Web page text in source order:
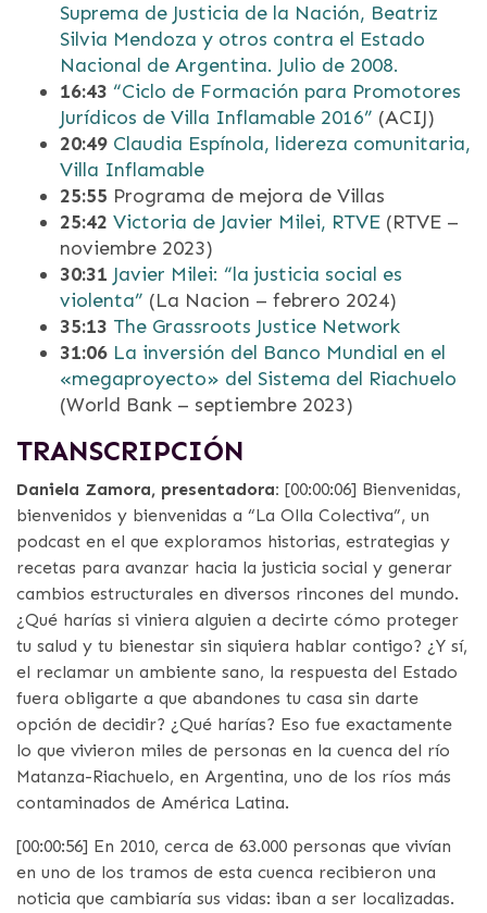
Suprema de Justicia de la Nación, Beatriz
Silvia Mendoza y otros contra el Estado
Nacional de Argentina. Julio de 2008.
16:43 “Ciclo de Formación para Promotores
Jurídicos de Villa Inflamable 2016” (ACIJ)
20:49 Claudia Espínola, lidereza comunitaria,
Villa Inflamable
25:55 Programa de mejora de Villas
25:42 Victoria de Javier Milei, RTVE (RTVE –
noviembre 2023)
30:31 Javier Milei: “la justicia social es
violenta” (La Nacion – febrero 2024)
35:13 The Grassroots Justice Network
31:06 La inversión del Banco Mundial en el
«megaproyecto» del Sistema del Riachuelo
(World Bank – septiembre 2023)
TRANSCRIPCIÓN
Daniela Zamora, presentadora: [00:00:06] Bienvenidas,
bienvenidos y bienvenidas a “La Olla Colectiva”, un
podcast en el que exploramos historias, estrategias y
recetas para avanzar hacia la justicia social y generar
cambios estructurales en diversos rincones del mundo.
¿Qué harías si viniera alguien a decirte cómo proteger
tu salud y tu bienestar sin siquiera hablar contigo? ¿Y sí,
el reclamar un ambiente sano, la respuesta del Estado
fuera obligarte a que abandones tu casa sin darte
opción de decidir? ¿Qué harías? Eso fue exactamente
lo que vivieron miles de personas en la cuenca del río
Matanza-Riachuelo, en Argentina, uno de los ríos más
contaminados de América Latina.
[00:00:56] En 2010, cerca de 63.000 personas que vivían
en uno de los tramos de esta cuenca recibieron una
noticia que cambiaría sus vidas: iban a ser localizadas.